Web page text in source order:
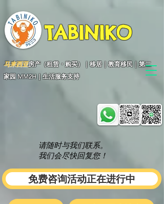
TABINIKO
马来西亚房产（租赁・购买）｜移居｜教育移民｜第二
家园 MM2H｜生活服务支持
请随时与我们联系。
我们会尽快回复您！
免费咨询活动正在进行中